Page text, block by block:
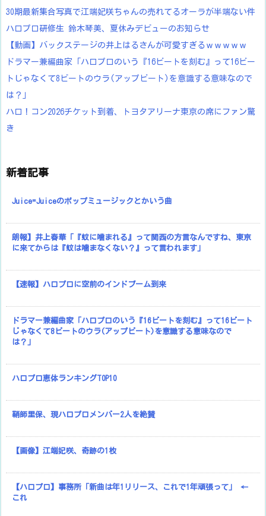
30期最新集合写真で江端妃咲ちゃんの売れてるオーラが半端ない件
ハロプロ研修生 鈴木琴美、夏休みデビューのお知らせ
【動画】バックステージの井上はるさんが可愛すぎるｗｗｗｗｗ
ドラマー兼編曲家「ハロプロのいう『16ビートを刻む』って16ビー
トじゃなくて8ビートのウラ(アップビート)を意識する意味なので
は？」
ハロ！コン2026チケット到着、トヨタアリーナ東京の席にファン驚
き
新着記事
Juice=Juiceのポップミュージックとかいう曲
朗報】井上春華「『蚊に噛まれる』って関西の方言なんですね、東京
に来てからは『蚊は噛まなくない？』って言われます」
【速報】ハロプロに空前のインドブーム到来
ドラマー兼編曲家「ハロプロのいう『16ビートを刻む』って16ビート
じゃなくて8ビートのウラ(アップビート)を意識する意味なので
は？」
ハロプロ恵体ランキングTOP10
鞘師里保、現ハロプロメンバー2人を絶賛
【画像】江端妃咲、奇跡の1枚
【ハロプロ】事務所「新曲は年1リリース、これで1年頑張って」 ←
これ